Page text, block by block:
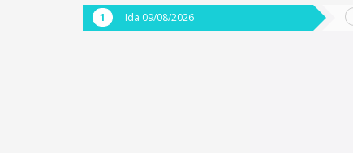
Ida 09/08/2026